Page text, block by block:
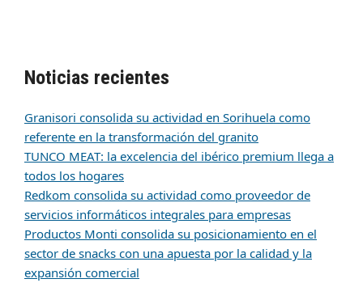
Noticias recientes
Granisori consolida su actividad en Sorihuela como
referente en la transformación del granito
TUNCO MEAT: la excelencia del ibérico premium llega a
todos los hogares
Redkom consolida su actividad como proveedor de
servicios informáticos integrales para empresas
Productos Monti consolida su posicionamiento en el
sector de snacks con una apuesta por la calidad y la
expansión comercial